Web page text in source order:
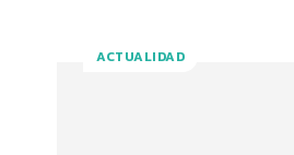
ACTUALIDAD